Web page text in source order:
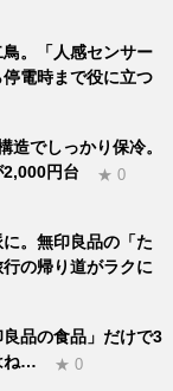
。「人感センサー
電時まで役に立つ
造でしっかり保冷。
円台
★ 0
。無印良品の「た
の帰り道がラクに
品の食品」だけで3
ね…
★ 0